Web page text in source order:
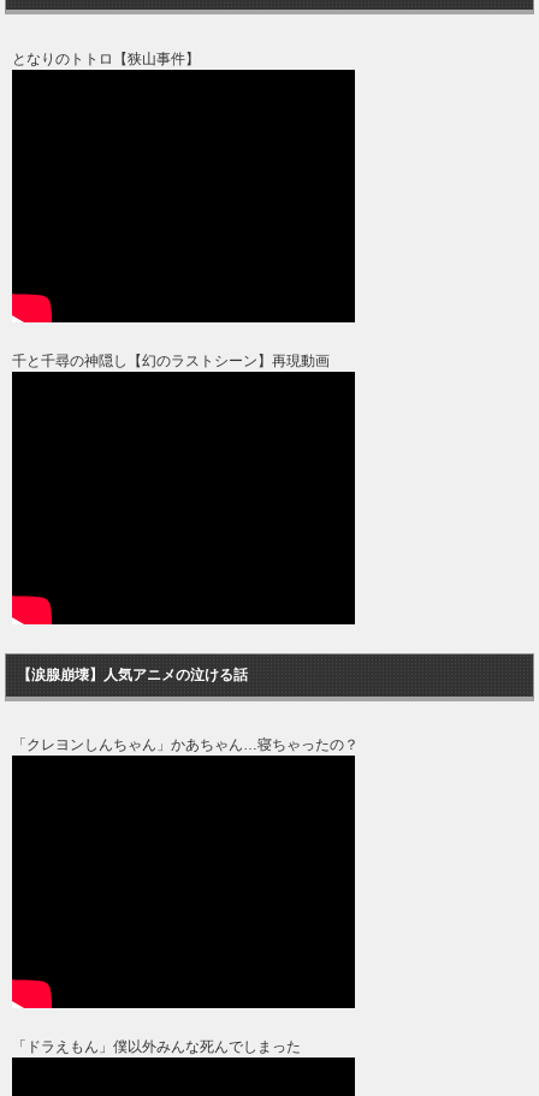
となりのトトロ【狭山事件】
千と千尋の神隠し【幻のラストシーン】再現動画
【涙腺崩壊】人気アニメの泣ける話
「クレヨンしんちゃん」かあちゃん…寝ちゃったの？
「ドラえもん」僕以外みんな死んでしまった